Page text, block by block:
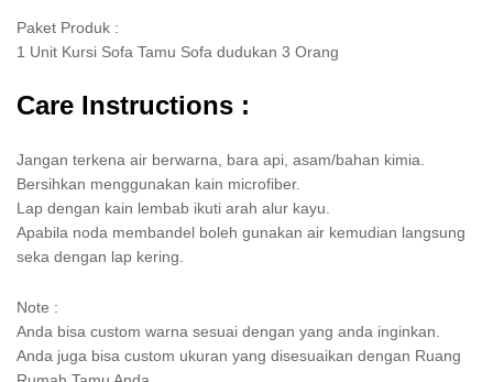
Paket Produk :
1 Unit Kursi Sofa Tamu Sofa dudukan 3 Orang
Care Instructions :
Jangan terkena air berwarna, bara api, asam/bahan kimia.
Bersihkan menggunakan kain microfiber.
Lap dengan kain lembab ikuti arah alur kayu.
Apabila noda membandel boleh gunakan air kemudian langsung
seka dengan lap kering.
Note :
Anda bisa custom warna sesuai dengan yang anda inginkan.
Anda juga bisa custom ukuran yang disesuaikan dengan Ruang